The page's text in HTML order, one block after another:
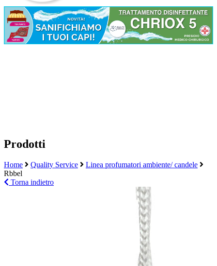
Prodotti
Home Quality Service
Linea profumatori ambiente/ candele
Rbbel
Torna indietro